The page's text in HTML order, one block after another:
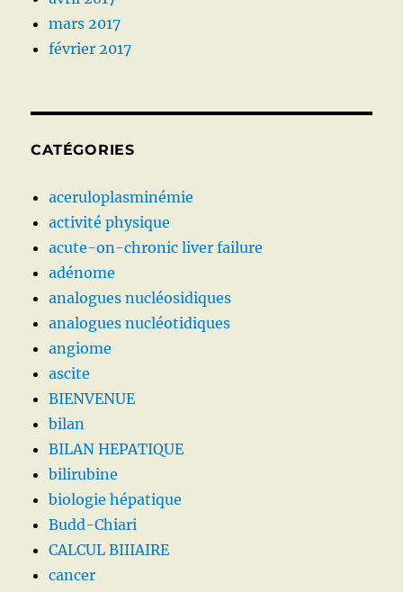
mars 2017
février 2017
CATÉGORIES
aceruloplasminémie
activité physique
acute-on-chronic liver failure
adénome
analogues nucléosidiques
analogues nucléotidiques
angiome
ascite
BIENVENUE
bilan
BILAN HEPATIQUE
bilirubine
biologie hépatique
Budd-Chiari
CALCUL BIIIAIRE
cancer